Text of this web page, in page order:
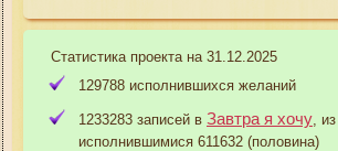
Статистика проекта на 31.12.2025
129788 исполнившихся желаний
1233283 записей в Завтра я хочу ,
исполнившимися 611632 (половина)